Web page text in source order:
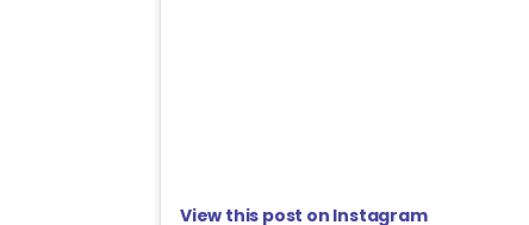
View this post on Instagram